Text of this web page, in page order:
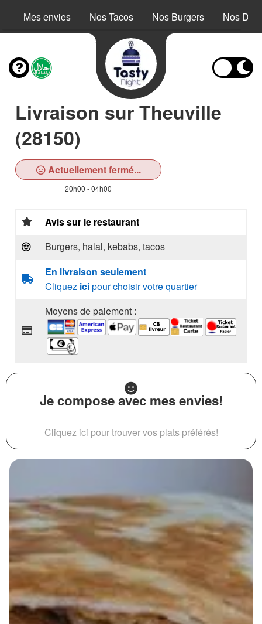
Mes envies Nos Tacos Nos Burgers Nos
Livraison sur Theuville
(28150)
Actuellement fermé...
20h00 - 04h00
Avis sur le restaurant
Burgers, halal, kebabs, tacos
En livraison seulement
Cliquez icipour choisir votre quartier
Moyens de paiement :
Je compose avec mes envies!
Cliquez ici pour trouver vos plats préférés!